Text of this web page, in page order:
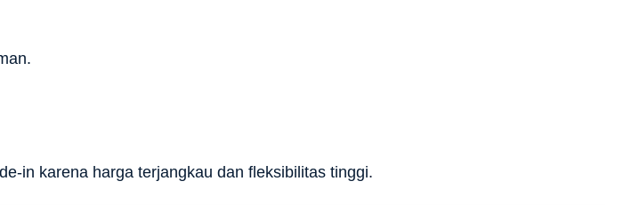
in karena harga terjangkau dan fleksibilitas tinggi.